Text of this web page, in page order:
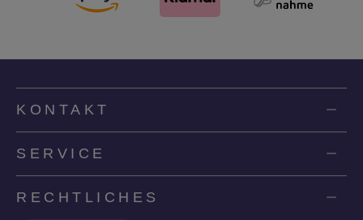
KONTAKT
SERVICE
RECHTLICHES